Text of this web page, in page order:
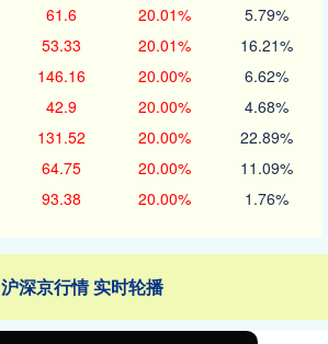
61.6 20.01% 5.79%
53.33 20.01% 16.21%
146.16 20.00% 6.62%
42.9 20.00% 4.68%
131.52 20.00% 22.89%
64.75 20.00% 11.09%
93.38 20.00% 1.76%
沪深京行情 实时轮播